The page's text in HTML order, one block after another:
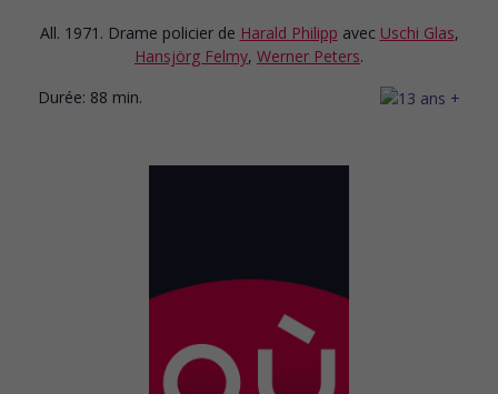
All. 1971. Drame policier de Harald Philipp avec Uschi Glas,
Hansjörg Felmy, Werner Peters.
Durée: 88 min.